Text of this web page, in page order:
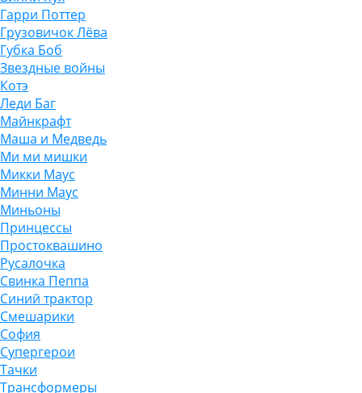
Гарри Поттер
Грузовичок Лёва
Губка Боб
Звездные войны
Котэ
Леди Баг
Майнкрафт
Маша и Медведь
Ми ми мишки
Микки Маус
Минни Маус
Миньоны
Принцессы
Простоквашино
Русалочка
Свинка Пеппа
Синий трактор
Смешарики
София
Супергерои
Тачки
Трансформеры